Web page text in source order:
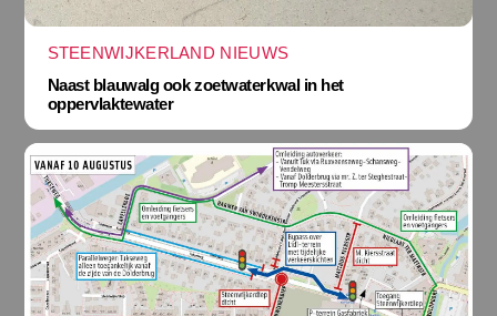
STEENWIJKERLAND NIEUWS
Naast blauwalg ook zoetwaterkwal in het
oppervlaktewater